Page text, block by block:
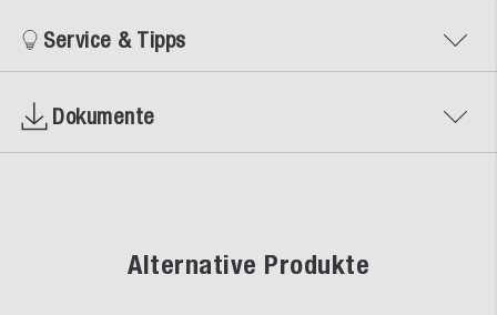
Service & Tipps
Dokumente
Alternative Produkte